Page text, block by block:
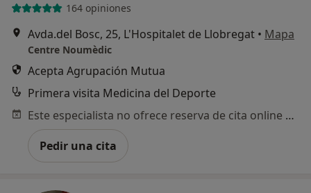
164 opiniones
Avda.del Bosc, 25, L'Hospitalet de Llobregat • Mapa
Centre Noumèdic
Acepta Agrupación Mutua
Primera visita Medicina del Deporte
Este especialista no ofrece reserva de cita online en esta dirección.
Pedir una cita